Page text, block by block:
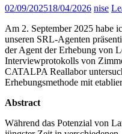
02/09/202518/04/2026 nise
Am 2. September 2025 habe
unseren SRL-Agenten
der Agent der Erhebung von
Interviewprotokolls von
CATALPA Reallabor
Erhebungsmethode mit
Abstract
Während das Potenzial von